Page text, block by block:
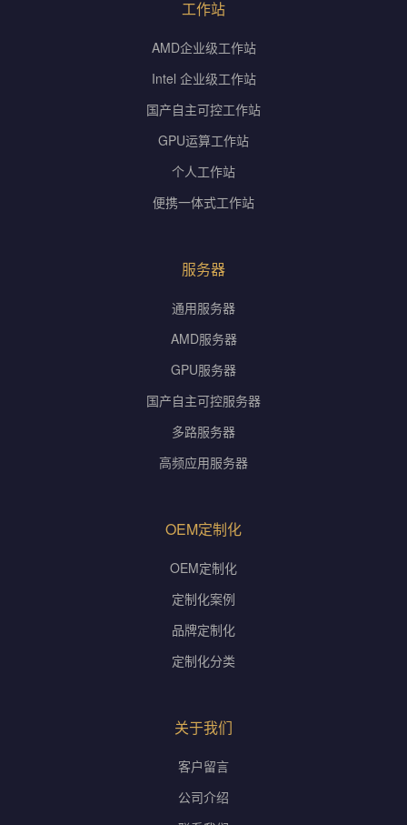
工作站
AMD企业级工作站
Intel 企业级工作站
国产自主可控工作站
GPU运算工作站
个人工作站
便携一体式工作站
服务器
通用服务器
AMD服务器
GPU服务器
国产自主可控服务器
多路服务器
高频应用服务器
OEM定制化
OEM定制化
定制化案例
品牌定制化
定制化分类
关于我们
客户留言
公司介绍